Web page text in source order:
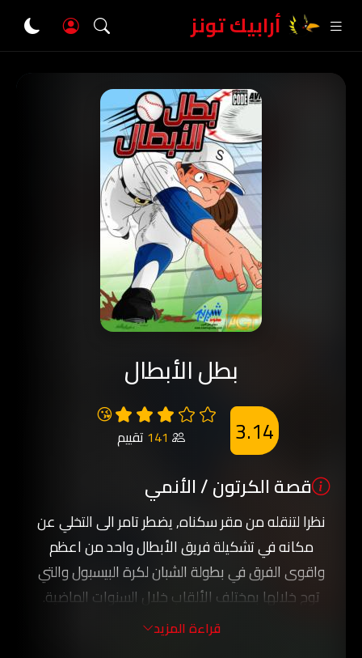
أرابيك تونز
بطل الأبطال
😘
141 تقييم 3.14
قصة الكرتون / الأنمي
نظرا لتنقله من مقر سكناه, يضطر تامر الى التخلي عن
مكانه في تشكيلة فريق الأبطال واحد من اعظم
واقوى الفرق في بطولة الشبان لكرة البيسبول والتي
توج خلالها بمختلف الألقاب خلال السنوات الماضية.
واثر تنقله يضطر الى الانضمام الى فريق جديد هو
قراءة المزيد